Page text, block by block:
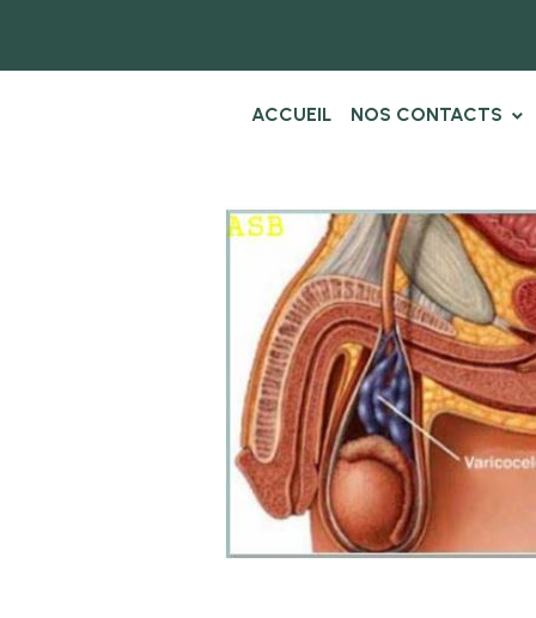
ACCUEIL NOS CONTACTS